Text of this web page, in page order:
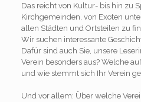
Das reicht von Kultur- bis hin zu
Kirchgemeinden, von Exoten
allen Städten und Ortsteilen zu
Wir suchen interessante
Dafür sind auch Sie, unsere
Verein besonders aus? Welche
und wie stemmt sich Ihr Verein
Und vor allem: Über welche